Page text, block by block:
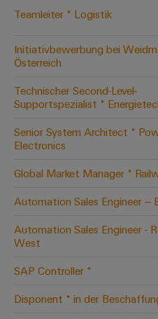
Modifizierte
und
bestückte
Kundenspezifische
Teamleiter * Logistik
Initiativbewerbung bei
Österreich
Technischer Second-Level-
Supportspezialist *
Senior System Architect *
Electronics
Global Market Manager *
Automation Sales Engineer –
Automation Sales Engineer -
West
SAP Controller *
Disponent * in der